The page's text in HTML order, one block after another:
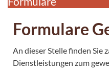
Formulare
An dieser Stelle finden Sie
Dienstleistungen zum